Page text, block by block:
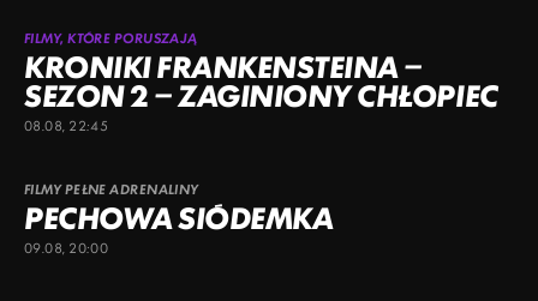
FILMY, KTÓRE PORUSZAJĄ
KRONIKI FRANKENSTEINA –
SEZON 2 – ZAGINIONY CHŁOPIEC
08.08, 22:45
FILMY PEŁNE ADRENALINY
PECHOWA SIÓDEMKA
09.08, 20:00